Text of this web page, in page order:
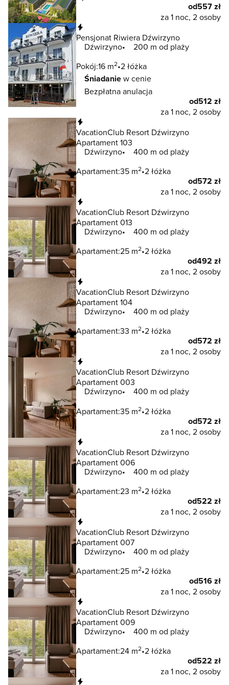
od557 zł
za 1 noc, 2 osoby
Pensjonat Riwiera Dźwirzyno
Dźwirzyno
200 m od plaży
Pokój:16 m2 2 łóżka
Śniadaniew cenie
Bezpłatna anulacja
od512 zł
za 1 noc, 2 osoby
VacationClub Resort Dźwirzyno
Apartament 103
Dźwirzyno
400 m od plaży
Apartament:35 m2 2 łóżka
od572 zł
za 1 noc, 2 osoby
VacationClub Resort Dźwirzyno
Apartament 013
Dźwirzyno
400 m od plaży
Apartament:25 m2 2 łóżka
od492 zł
za 1 noc, 2 osoby
VacationClub Resort Dźwirzyno
Apartament 104
Dźwirzyno
400 m od plaży
Apartament:33 m2 2 łóżka
od572 zł
za 1 noc, 2 osoby
VacationClub Resort Dźwirzyno
Apartament 003
Dźwirzyno
400 m od plaży
Apartament:35 m2 2 łóżka
od572 zł
za 1 noc, 2 osoby
VacationClub Resort Dźwirzyno
Apartament 006
Dźwirzyno
400 m od plaży
Apartament:23 m2 2 łóżka
od522 zł
za 1 noc, 2 osoby
VacationClub Resort Dźwirzyno
Apartament 007
Dźwirzyno
400 m od plaży
Apartament:25 m2 2 łóżka
od516 zł
za 1 noc, 2 osoby
VacationClub Resort Dźwirzyno
Apartament 009
Dźwirzyno
400 m od plaży
Apartament:24 m2 2 łóżka
od522 zł
za 1 noc, 2 osoby